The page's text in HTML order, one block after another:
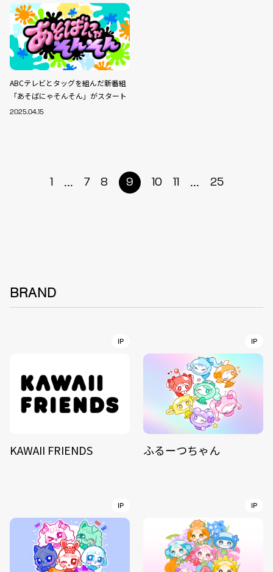
ABCテレビとタッグを組んだ新番組
「あそばにゃそんそん」がスタート
2025.04.15
1 ... 7 8 9 10 11 ... 25
BRAND
IP
KAWAII FRIENDS
IP
ふるーつちゃん
IP IP